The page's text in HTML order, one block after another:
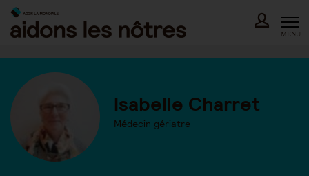
Skip
content
MENU
Isabelle Charret
Médecin gériatre